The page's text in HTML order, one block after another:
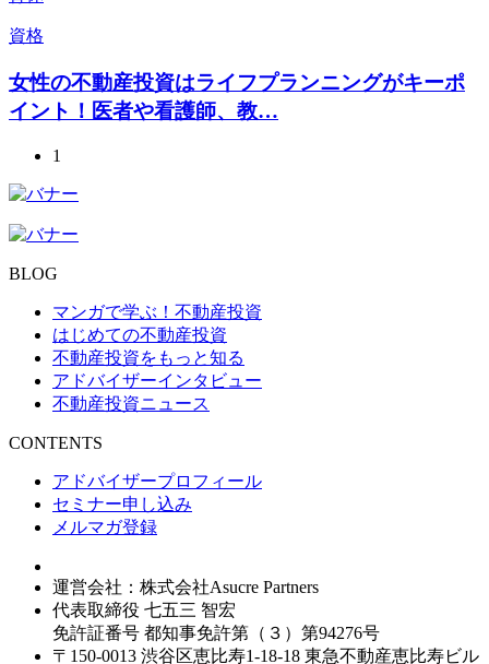
資格
女性の不動産投資はライフプランニングがキーポ
イント！医者や看護師、教…
1
BLOG
マンガで学ぶ！不動産投資
はじめての不動産投資
不動産投資をもっと知る
アドバイザーインタビュー
不動産投資ニュース
CONTENTS
アドバイザープロフィール
セミナー申し込み
メルマガ登録
運営会社：株式会社Asucre Partners
代表取締役 七五三 智宏
免許証番号 都知事免許第（３）第94276号
〒150-0013 渋谷区恵比寿1-18-18 東急不動産恵比寿ビル